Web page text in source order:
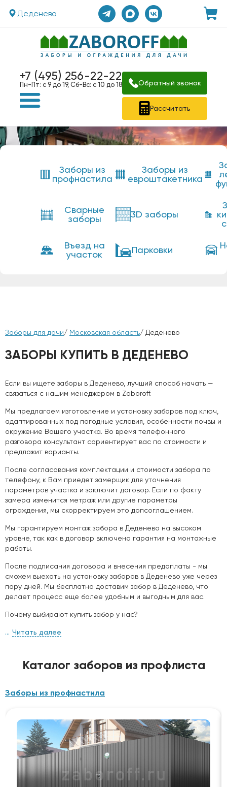
Деденево
+7 (495) 256-22-22
Пн-Пт: с 9 до 19, Сб-Вс: с 10 до 18 Обратный звонок
Рассчитать
Заборы из
профнастила
Заборы из
евроштакетника
Сварные
заборы
3D заборы
Въезд на
участок
Парковки
Заборы для дачи/ Московская область/ Деденево
ЗАБОРЫ КУПИТЬ В ДЕДЕНЕВО
Если вы ищете заборы в Деденево, лучший способ начать —
связаться с нашим менеджером в Zaboroff.
Мы предлагаем изготовление и установку заборов под ключ,
адаптированных под погодные условия, особенности почвы и
окружение Вашего участка. Во время телефонного
разговора консультант сориентирует вас по стоимости и
предложит варианты.
После согласования комплектации и стоимости забора по
телефону, к Вам приедет замерщик для уточнения
параметров участка и заключит договор. Если по факту
замера изменится метраж или другие параметры
ограждения, мы скорректируем это допсоглашением.
Мы гарантируем монтаж забора в Деденево на высоком
уровне, так как в договор включена гарантия на монтажные
работы.
После подписания договора и внесения предоплаты - мы
сможем выехать на установку заборов в Деденево уже через
пару дней. Мы бесплатно доставим забор в Деденево, что
делает процесс еще более удобным и выгодным для вас.
Почему выбирают купить забор у нас?
Читать далее
Каталог заборов из профлиста
Заборы из профнастила